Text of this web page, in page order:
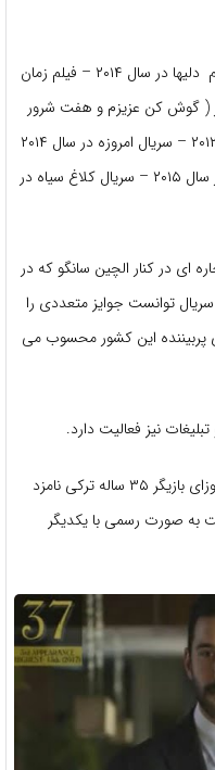
بعد از آن در فیلم های نظیر ( فقط تو ، فیلم دلیها در سال ۲۰۱۴ – فیلم زمان
های نظیر ( گوش کن عزیزم و هفت شرور
در سال ۲۰۱۱ – برای من نگران نباش در سال ۲۰۱۲ – سریال امروزه در سال ۲۰۱۴
– سریال برای خانواده ام ، عشق اجاره ای در سال ۲۰۱۵ – سریال کلاغ سیاه در
ای در کنار الچین سانگو که در
توانست جوایز متعددی را
پربیننده این کشور محسوب می
نیز فعالیت دارد.
باریش آردوچ چند سالی است که با کوپسه اوزای بازیگر ۳۵ ساله ترکی نامزد
به صورت رسمی با یکدیگر